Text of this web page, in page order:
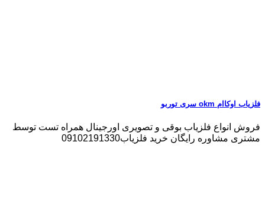
فلزیاب اوکاام okm سری توربو
فروش انواع فلزیاب بوقی و تصویری اورجینال همراه تست توسط
مشتری مشاوره رایگان خرید فلزیاب09102191330